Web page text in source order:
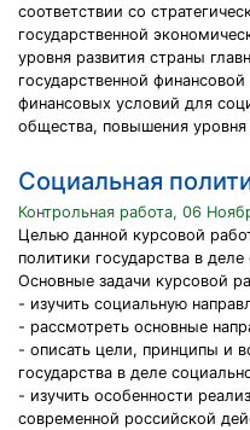
соответствии со
государственной
уровня развития страны
государственной
финансовых условий для
общества, повышения уровня
Социальная
Контрольная работа, 06
Целью данной курсовой
политики государства в
Основные задачи курсовой
- изучить социальную
- рассмотреть основные
- описать цели, принципы и
государства в деле
- изучить особенности
современной российской